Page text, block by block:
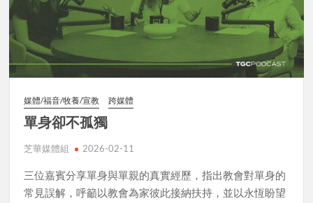
媒體/福音/牧養/宣教 跨媒體
單身卻不孤獨
芝華媒體組 2026-02-11
三位嘉賓分享單身與單親的真實經歷，指出教會對單身的
常見誤解，呼籲以教會為家彼此接納扶持，並以永恆盼望